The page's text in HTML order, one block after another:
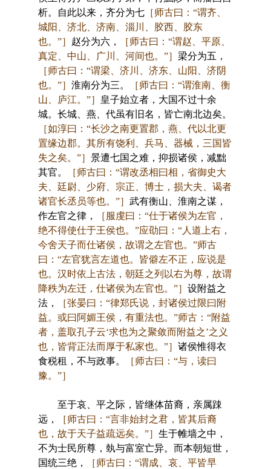
析。自此以来，齐分为七［师古曰：“谓齐、
城阳、济北、济南、淄川、胶西、胶东
也。”］ 赵分为六，
［师古曰：“谓赵、平原、
真定、中山、广川、河间也。”］ 梁分为五，
［师古曰：“谓梁、济川、济东、山阳、济阴
也。”］ 淮南分为三。
［师古曰：“谓淮南、衡
山、庐江。”］ 皇子始立者，大国不过十余
城。长城、燕、代虽有旧名，皆亡南北边矣。
［如淳曰：“长沙之南更置郡，燕、代以北更
置缘边郡。其所有饶利、兵马、器械，三国皆
失之矣。”］ 景遭七国之难，抑损诸侯，减黜
其官。
［师古曰：“谓改丞相曰相，省御史大
夫、廷尉、少府、宗正、博士，损大夫、谒者
诸官长丞员等也。”］ 武有衡山、淮南之谋，
作左官之律，
［服虔曰：“仕于诸侯为左官，
绝不得使仕于王侯也。”应劭曰：“人道上右，
今舍天子而仕诸侯，故谓之左官也。”师古
曰：“左官犹言左道也。皆僻左不正，应说是
也。汉时依上古法，朝廷之列以右为尊，故谓
降秩为左迁，仕诸侯为左官也。”］ 设附益之
法，
［张晏曰：“律郑氏说，封诸侯过限曰附
益。或曰阿媚王侯，有重法也。”师古：“附益
者，盖取孔子云‘求也为之聚敛而附益之’之义
也，皆背正法而厚于私家也。”］ 诸侯惟得衣
食税租，不与政事。
［师古曰：“与，读曰
豫。”］
至于哀、平之际，皆继体苗裔，亲属踈
远，
［师古曰：“言非始封之君，皆其后裔
也，故于天子益疏远矣。”］ 生于帷墙之中，
不为士民所尊，埶与富室亡异。而本朝短世，
国统三绝，
［师古曰：“谓成、哀、平皆早